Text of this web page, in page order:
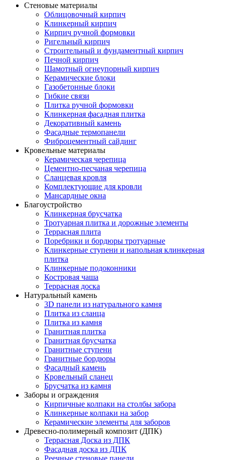
Стеновые материалы
Облицовочный кирпич
Клинкерный кирпич
Кирпич ручной формовки
Ригельный кирпич
Строительный и фундаментный кирпич
Печной кирпич
Шамотный огнеупорный кирпич
Керамические блоки
Газобетонные блоки
Гибкие связи
Плитка ручной формовки
Клинкерная фасадная плитка
Декоративный камень
Фасадные термопанели
Фиброцементный сайдинг
Кровельные материалы
Керамическая черепица
Цементно-песчаная черепица
Сланцевая кровля
Комплектующие для кровли
Мансардные окна
Благоустройство
Клинкерная брусчатка
Тротуарная плитка и дорожные элементы
Террасная плита
Поребрики и бордюры тротуарные
Клинкерные ступени и напольная клинкерная
плитка
Клинкерные подоконники
Костровая чаша
Террасная доска
Натуральный камень
3D панели из натурального камня
Плитка из сланца
Плитка из камня
Гранитная плитка
Гранитная брусчатка
Гранитные ступени
Гранитные бордюры
Фасадный камень
Кровельный сланец
Брусчатка из камня
Заборы и ограждения
Кирпичные колпаки на столбы забора
Клинкерные колпаки на забор
Керамические элементы для заборов
Древесно-полимерный композит (ДПК)
Террасная Доска из ДПК
Фасадная доска из ДПК
Реечные стеновые панели